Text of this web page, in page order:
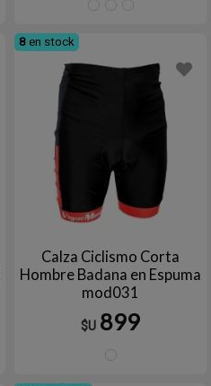
8 en stock
Calza Ciclismo Corta
Hombre Badana en Espuma
mod031
$U 899